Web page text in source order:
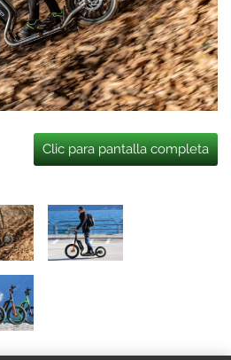
Clic para pantalla completa